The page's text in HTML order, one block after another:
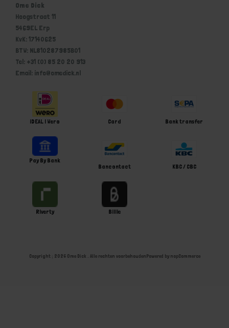
Ome Dick
Hoogstraat 11
5469EL Erp
KvK: 17140625
BTW: NL810287985B01
Tel: +31 (0) 85 20 20 913
Email: info@omedick.nl
iDEAL | Wero Card Bank transfer
Pay By Bank
Bancontact
KBC / CBC
Riverty Billie
Copyright ; 2026 Ome Dick . Alle rechten voorbehoudenPowered by nopCommerce